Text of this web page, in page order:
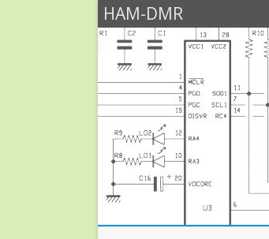
HAM-DMR